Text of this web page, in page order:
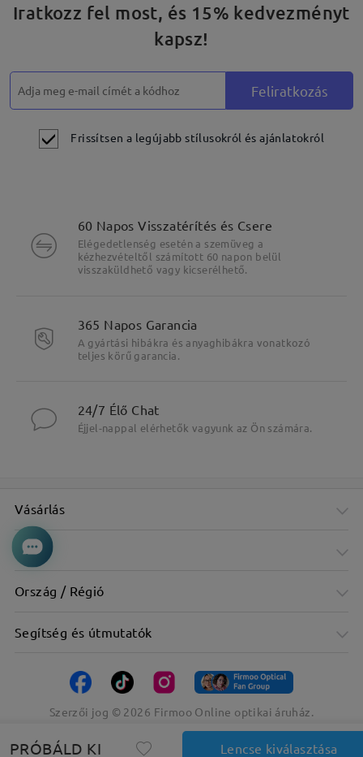
Iratkozz fel most, és 15% kedvezményt
kapsz!
Feliratkozás
Frissítsen a legújabb stílusokról és ajánlatokról
PRÓBÁLD KI Lencse kiválasztása
60 Napos Visszatérítés és Csere
Elégedetlenség esetén a szemüveg a
kézhezvételtől számított 60 napon belül
visszaküldhető vagy kicserélhető.
365 Napos Garancia
A gyártási hibákra és anyaghibákra vonatkozó
teljes körű garancia.
24/7 Élő Chat
Éjjel-nappal elérhetők vagyunk az Ön számára.
Vásárlás
Cég
Ország / Régió
Segítség és útmutatók
Szerzői jog © 2026 Firmoo Online optikai áruház.